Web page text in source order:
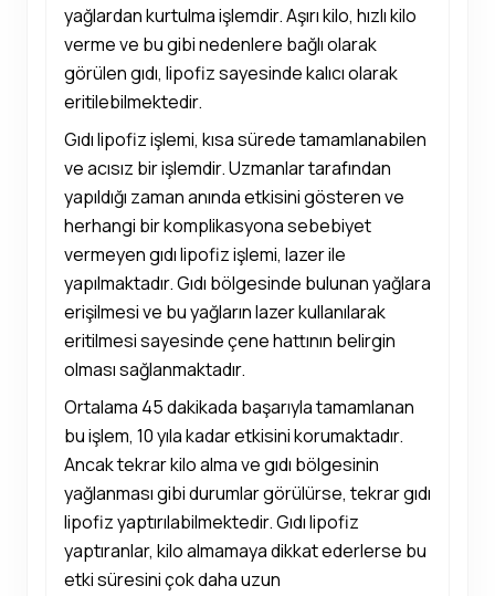
yağlardan kurtulma işlemdir. Aşırı kilo, hızlı kilo
verme ve bu gibi nedenlere bağlı olarak
görülen gıdı, lipofiz sayesinde kalıcı olarak
eritilebilmektedir.
Gıdı lipofiz işlemi, kısa sürede tamamlanabilen
ve acısız bir işlemdir. Uzmanlar tarafından
yapıldığı zaman anında etkisini gösteren ve
herhangi bir komplikasyona sebebiyet
vermeyen gıdı lipofiz işlemi, lazer ile
yapılmaktadır. Gıdı bölgesinde bulunan yağlara
erişilmesi ve bu yağların lazer kullanılarak
eritilmesi sayesinde çene hattının belirgin
olması sağlanmaktadır.
Ortalama 45 dakikada başarıyla tamamlanan
bu işlem, 10 yıla kadar etkisini korumaktadır.
Ancak tekrar kilo alma ve gıdı bölgesinin
yağlanması gibi durumlar görülürse, tekrar gıdı
lipofiz yaptırılabilmektedir. Gıdı lipofiz
yaptıranlar, kilo almamaya dikkat ederlerse bu
etki süresini çok daha uzun